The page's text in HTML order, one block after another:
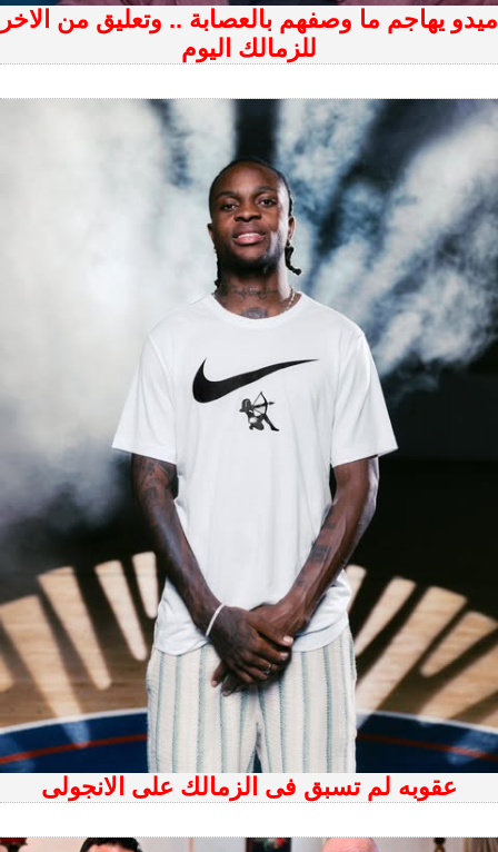
ميدو يهاجم ما وصفهم بالعصابة .. وتعليق من الاخر
للزمالك اليوم
عقوبه لم تسبق فى الزمالك على الانجولى